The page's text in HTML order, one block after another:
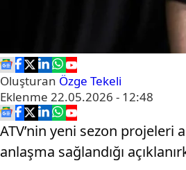
Oluşturan Özge Tekeli
Eklenme 22.05.2026 - 12:48
ATV’nin yeni sezon projeleri
anlaşma sağlandığı